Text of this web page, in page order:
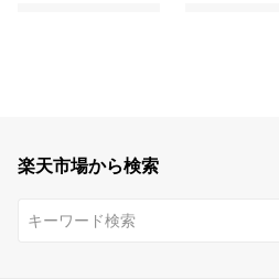
楽天市場から検索